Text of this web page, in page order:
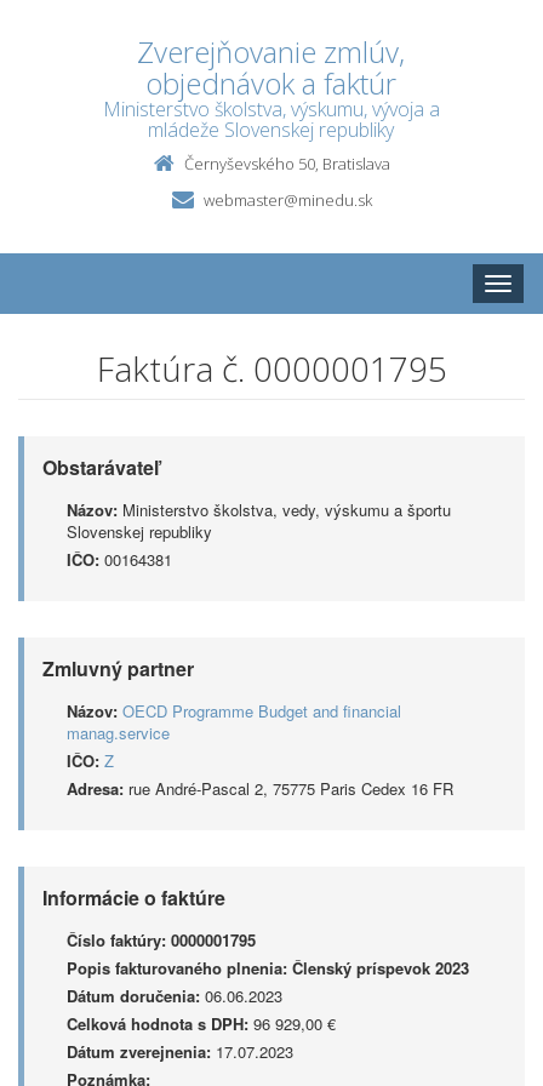
Zverejňovanie zmlúv,
objednávok a faktúr
Ministerstvo školstva, výskumu, vývoja a
mládeže Slovenskej republiky
Černyševského 50, Bratislava
webmaster@minedu.sk
Toggle
Faktúra č. 0000001795
Obstarávateľ
Názov: Ministerstvo školstva, vedy, výskumu a športu
Slovenskej republiky
IČO: 00164381
Zmluvný partner
Názov: OECD Programme Budget and financial
manag.service
IČO: Z
Adresa: rue André-Pascal 2, 75775 Paris Cedex 16 FR
Informácie o faktúre
Číslo faktúry: 0000001795
Popis fakturovaného plnenia: Členský príspevok 2023
Dátum doručenia: 06.06.2023
Celková hodnota s DPH: 96 929,00 €
Dátum zverejnenia: 17.07.2023
Poznámka: